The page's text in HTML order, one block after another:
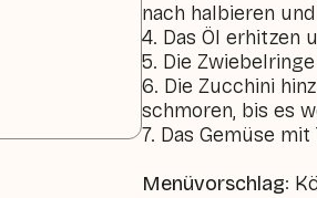
nach halbieren
4. Das Öl erhitzen
5. Die
6. Die Zucchini
schmoren, bis es
7. Das Gemüse
Menüvorschlag: